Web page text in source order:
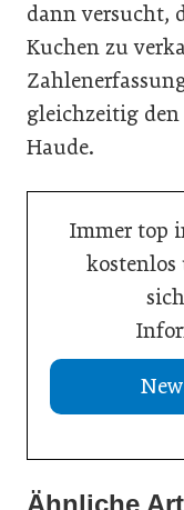
dann versucht,
Kuchen zu
gleichzeitig den
Haude.
Immer top
kostenlos
Ähnliche
21. Juli 2026